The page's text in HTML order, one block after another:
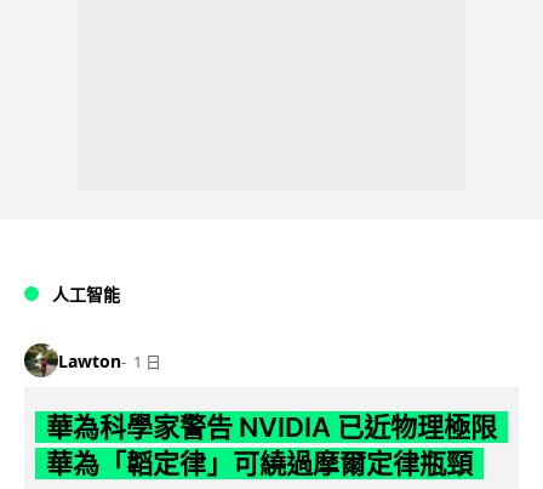
人工智能
Lawton 1 日
華為科學家警告 NVIDIA 已近物理極限
華為「韜定律」可繞過摩爾定律瓶頸